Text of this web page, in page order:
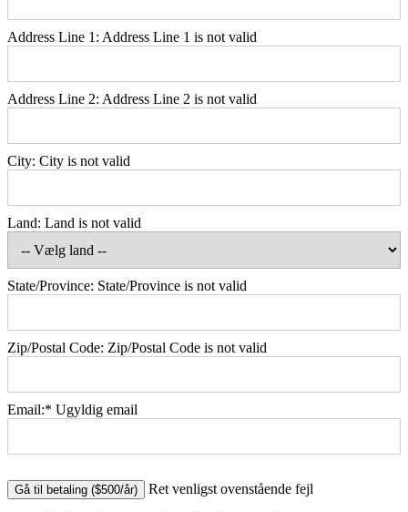
Address Line 1: Address Line 1 is not valid
Address Line 2: Address Line 2 is not valid
City: City is not valid
Land: Land is not valid
State/Province: State/Province is not valid
Zip/Postal Code: Zip/Postal Code is not valid
Email:* Ugyldig email
No val Ret venligst ovenstående fejl